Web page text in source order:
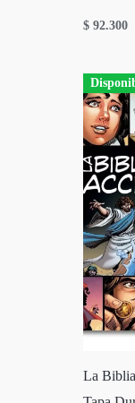
$ 92.300
La